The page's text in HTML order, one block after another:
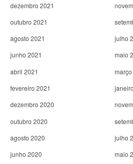
dezembro 2021
outubro 2021
agosto 2021
julho
junho 2021
maio
abril 2021
fevereiro 2021
dezembro 2020
outubro 2020
agosto 2020
julho
junho 2020
maio